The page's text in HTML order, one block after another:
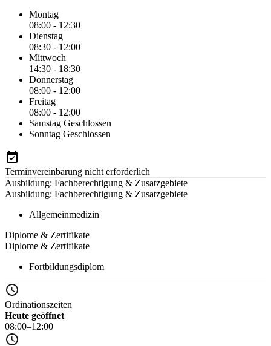
Montag
08:00 - 12:30
Dienstag
08:30 - 12:00
Mittwoch
14:30 - 18:30
Donnerstag
08:00 - 12:00
Freitag
08:00 - 12:00
Samstag Geschlossen
Sonntag Geschlossen
Terminvereinbarung nicht erforderlich
Ausbildung: Fachberechtigung & Zusatzgebiete
Ausbildung: Fachberechtigung & Zusatzgebiete
Allgemeinmedizin
Diplome & Zertifikate
Diplome & Zertifikate
Fortbildungsdiplom
Ordinationszeiten
Heute geöffnet
08:00–12:00